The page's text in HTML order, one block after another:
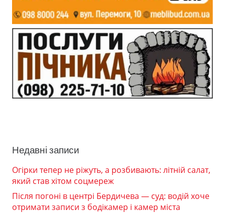
Недавні записи
Огірки тепер не ріжуть, а розбивають: літній салат,
який став хітом соцмереж
Після погоні в центрі Бердичева — суд: водій хоче
отримати записи з бодікамер і камер міста